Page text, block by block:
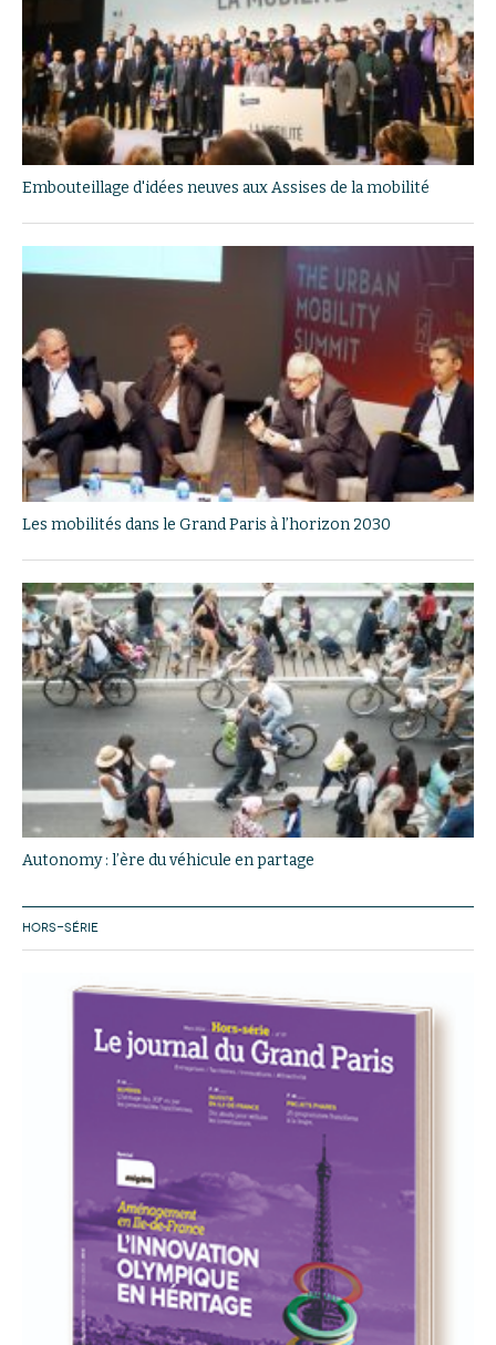
Embouteillage d'idées neuves aux Assises de la mobilité
Les mobilités dans le Grand Paris à l’horizon 2030
Autonomy : l’ère du véhicule en partage
HORS-SÉRIE